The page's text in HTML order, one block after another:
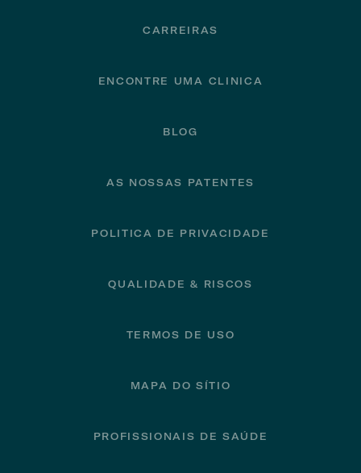
CARREIRAS
ENCONTRE UMA CLINICA
BLOG
AS NOSSAS PATENTES
POLITICA DE PRIVACIDADE
QUALIDADE & RISCOS
TERMOS DE USO
MAPA DO SÍTIO
PROFISSIONAIS DE SAÚDE